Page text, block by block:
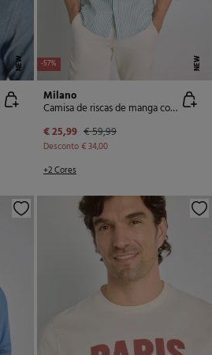
NEW -57% NEW
Milano
Camisa de riscas de manga comprida
€ 25,99 € 59,99
Desconto€ 34,00
+2 Cores